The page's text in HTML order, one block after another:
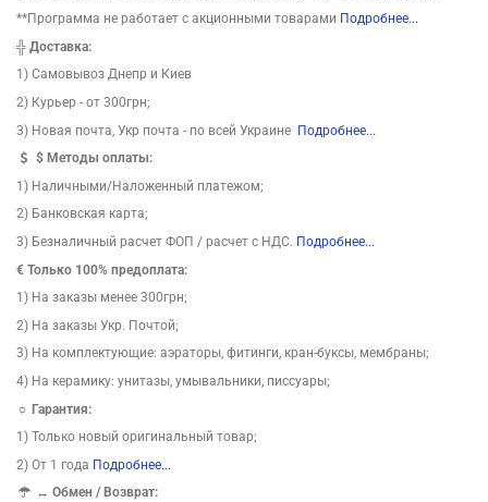
**Программа не работает с акционными товарами Подробнее...
╬ Доставка:
1) Самовывоз Днепр и Киев
2) Курьер - от 300грн;
3) Новая почта, Укр почта - по всей Украине Подробнее...
$ Методы оплаты:
1) Наличными/Наложенный платежом;
2) Банковская карта;
3) Безналичный расчет ФОП / расчет с НДС. Подробнее...
€ Только 100% предоплата:
1) На заказы менее 300грн;
2) На заказы Укр. Почтой;
3) На комплектующие: аэраторы, фитинги, кран-буксы, мембраны;
4) На керамику: унитазы, умывальники, писсуары;
☼ Гарантия:
1) Только новый оригинальный товар;
2) От 1 года Подробнее...
↔Обмен / Возврат: